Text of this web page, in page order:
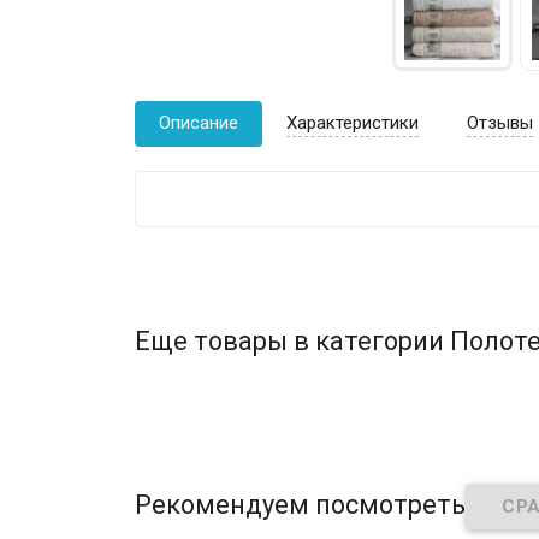
Описание Характеристики Отзывы
Еще товары в категории
Рекомендуем посмотреть